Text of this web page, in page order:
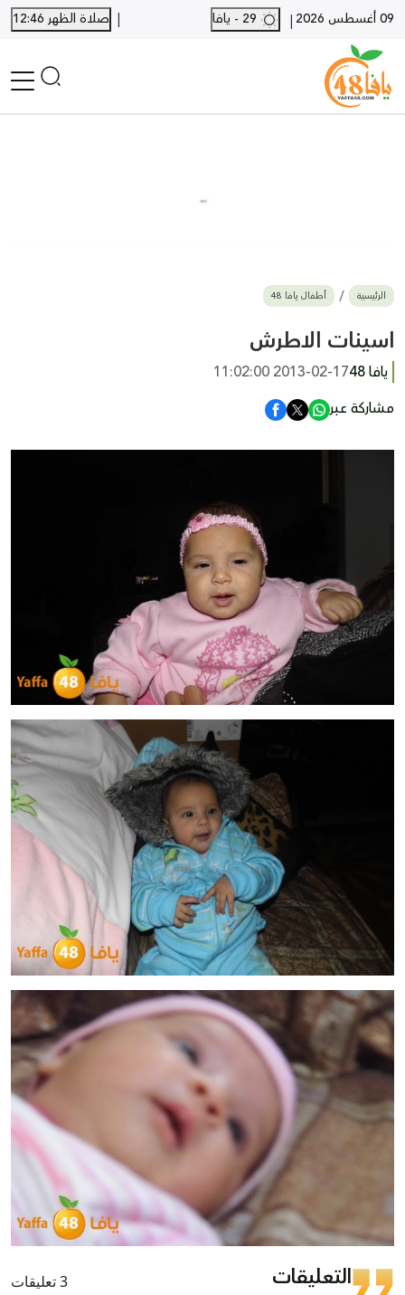
09 أغسطس 2026 |
| صلاة الظهر 12:46
بيع وشراء
أخبار القدس
وفيات
المزيد
الرئيسية أطفال يافا 48
اسينات الاطرش
يافا 48
2013-02-17 11:02:00
مشاركة عبر
التعليقات 3 تعليقات